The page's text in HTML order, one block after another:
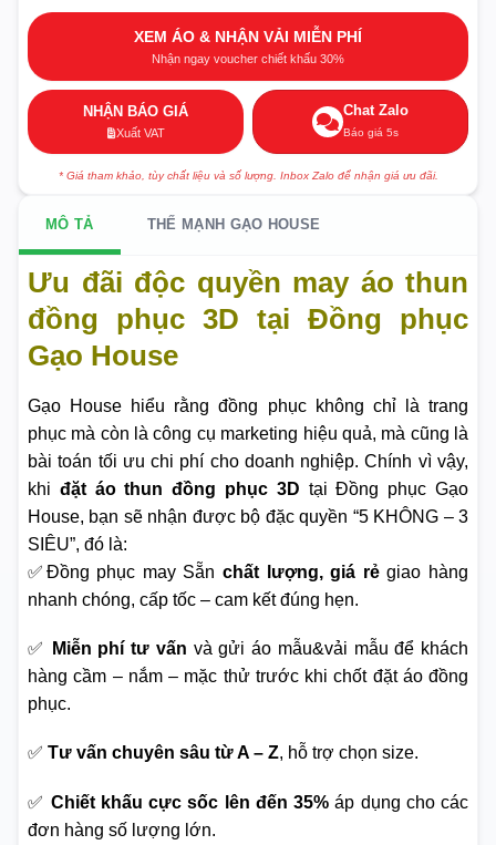
XEM ÁO & NHẬN VẢI MIỄN PHÍ
Nhận ngay voucher chiết khấu 30%
NHẬN BÁO GIÁ
Xuất VAT
Chat Zalo
Báo giá 5s
* Giá tham khảo, tùy chất liệu và số lượng. Inbox Zalo để nhận giá ưu đãi.
MÔ TẢ THẾ MẠNH GẠO HOUSE
Ưu đãi độc quyền may áo thun
đồng phục 3D tại Đồng phục
Gạo House
Gạo House hiểu rằng đồng phục không chỉ là trang
phục mà còn là công cụ marketing hiệu quả, mà cũng là
bài toán tối ưu chi phí cho doanh nghiệp. Chính vì vậy,
khi đặt áo thun đồng phục 3D tại Đồng phục Gạo
House, bạn sẽ nhận được bộ đặc quyền “5 KHÔNG – 3
SIÊU”, đó là:
✅Đồng phục may Sẵn chất lượng, giá rẻgiao hàng
nhanh chóng, cấp tốc – cam kết đúng hẹn.
✅ Miễn phí tư vấn và gửi áo mẫu&vải mẫu để khách
hàng cầm – nắm – mặc thử trước khi chốt đặt áo đồng
phục.
✅ Tư vấn chuyên sâu từ A – Z, hỗ trợ chọn size.
✅ Chiết khấu cực sốc lên đến 35% áp dụng cho các
đơn hàng số lượng lớn.